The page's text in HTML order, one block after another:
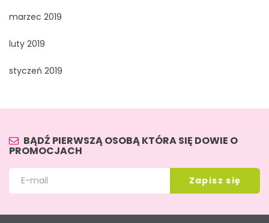
marzec 2019
luty 2019
styczeń 2019
BĄDŹ PIERWSZĄ OSOBĄ KTÓRA SIĘ DOWIE O
PROMOCJACH